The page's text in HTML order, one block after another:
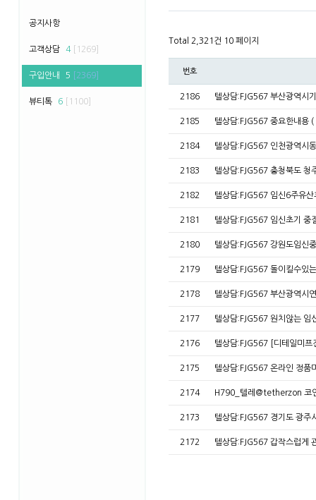
공지사항
고객상담 4 [1269]
구입안내 5 [2369]
뷰티톡 6 [1100]
Total 2,321건 10 페이지
번호
2186 텔상담:FJG567 부산광역시
2185 텔상담:FJG567 중요한내용
2184 텔상담:FJG567 인천광역시
2183 텔상담:FJG567 충청북도 청
2182 텔상담:FJG567 임신6주유
2181 텔상담:FJG567 임신초기 중
2180 텔상담:FJG567 강원도임신
2179 텔상담:FJG567 돌이킬수있
2178 텔상담:FJG567 부산광역시
2177 텔상담:FJG567 원치않는 임
2176 텔상담:FJG567 [디테일미
2175 텔상담:FJG567 온라인 정품
2174 H790_텔레@tetherzon 코
2173 텔상담:FJG567 경기도 광주
2172 텔상담:FJG567 갑작스럽게